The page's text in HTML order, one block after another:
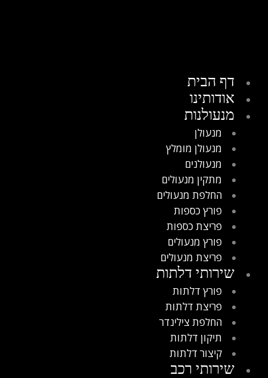
דף הבית
אודותינו
מנעולנות
מנעולן
מנעולן מומלץ
מנעולנים
מתקין מנעולים
החלפת מנעולים
פורץ כספות
פריצת כספות
פורץ מנעולים
פריצת מנעולים
שירותי דלתות
פורץ דלתות
פריצת דלתות
החלפת צילינדר
תיקון דלתות
קיצור דלתות
שירותי רכב